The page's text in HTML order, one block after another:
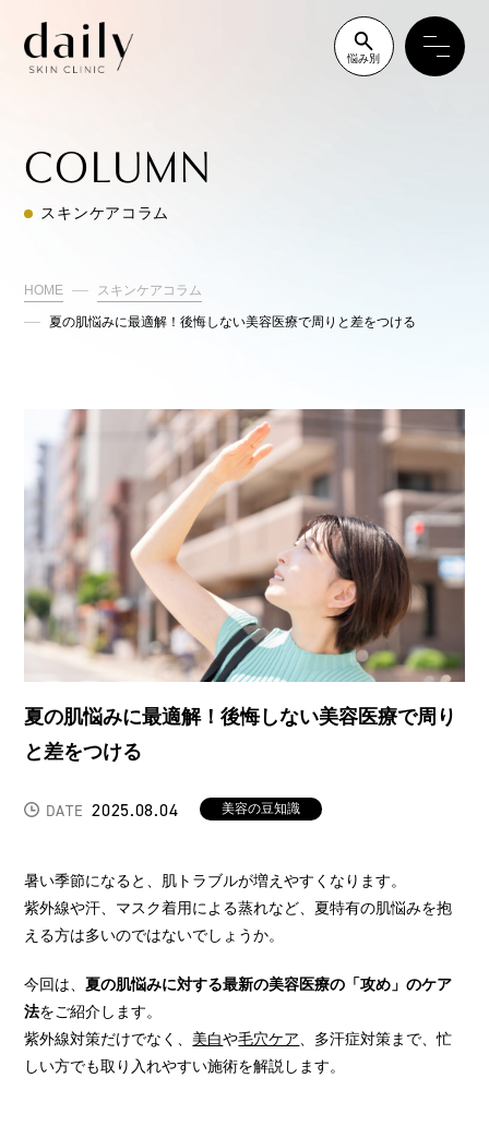
悩み別
COLUMN
スキンケアコラム
HOME スキンケアコラム
夏の肌悩みに最適解！後悔しない美容医療で周りと差をつける
夏の肌悩みに最適解！後悔しない美容医療で周り
と差をつける
DATE 2025.08.04 美容の豆知識
暑い季節になると、肌トラブルが増えやすくなります。
紫外線や汗、マスク着用による蒸れなど、夏特有の肌悩みを抱
える方は多いのではないでしょうか。
今回は、夏の肌悩みに対する最新の美容医療の「攻め」のケア
法をご紹介します。
紫外線対策だけでなく、 美白や毛穴ケア 、多汗症対策まで、忙
しい方でも取り入れやすい施術を解説します。